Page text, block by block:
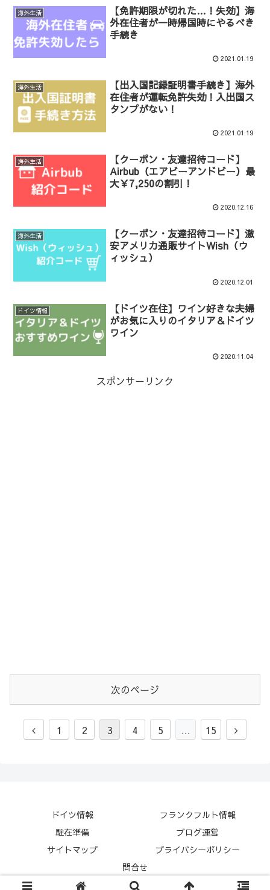
海外生活
【免許期限が切れた…！失効】海
外在住者が一時帰国時にやるべき
手続き
2021.01.19
海外生活
【出入国記録証明書手続き】海外
在住者が運転免許失効！入出国ス
タンプがない！
2021.01.19
海外生活
【クーポン・友達招待コード】
Airbub（エアビーアンドビー）最
大￥7,250の割引！
2020.12.16
海外生活
【クーポン・友達招待コード】激
安アメリカ通販サイトWish（ウ
ィッシュ）
2020.12.01
ドイツ情報
【ドイツ在住】ワイン好きな夫婦
がお気に入りのイタリア＆ドイツ
ワイン
2020.11.04
スポンサーリンク
次のページ
1 2 3 4 5 … 15
ドイツ情報
フランクフルト情報
駐在準備
ブログ運営
サイトマップ
プライバシーポリシー
問合せ